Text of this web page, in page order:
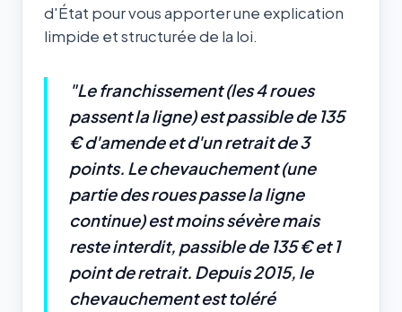
d'État pour vous apporter une explication
limpide et structurée de la loi.
"Le franchissement (les 4 roues
passent la ligne) est passible de 135
€ d'amende et d'un retrait de 3
points. Le chevauchement (une
partie des roues passe la ligne
continue) est moins sévère mais
reste interdit, passible de 135 € et 1
point de retrait. Depuis 2015, le
chevauchement est toléré